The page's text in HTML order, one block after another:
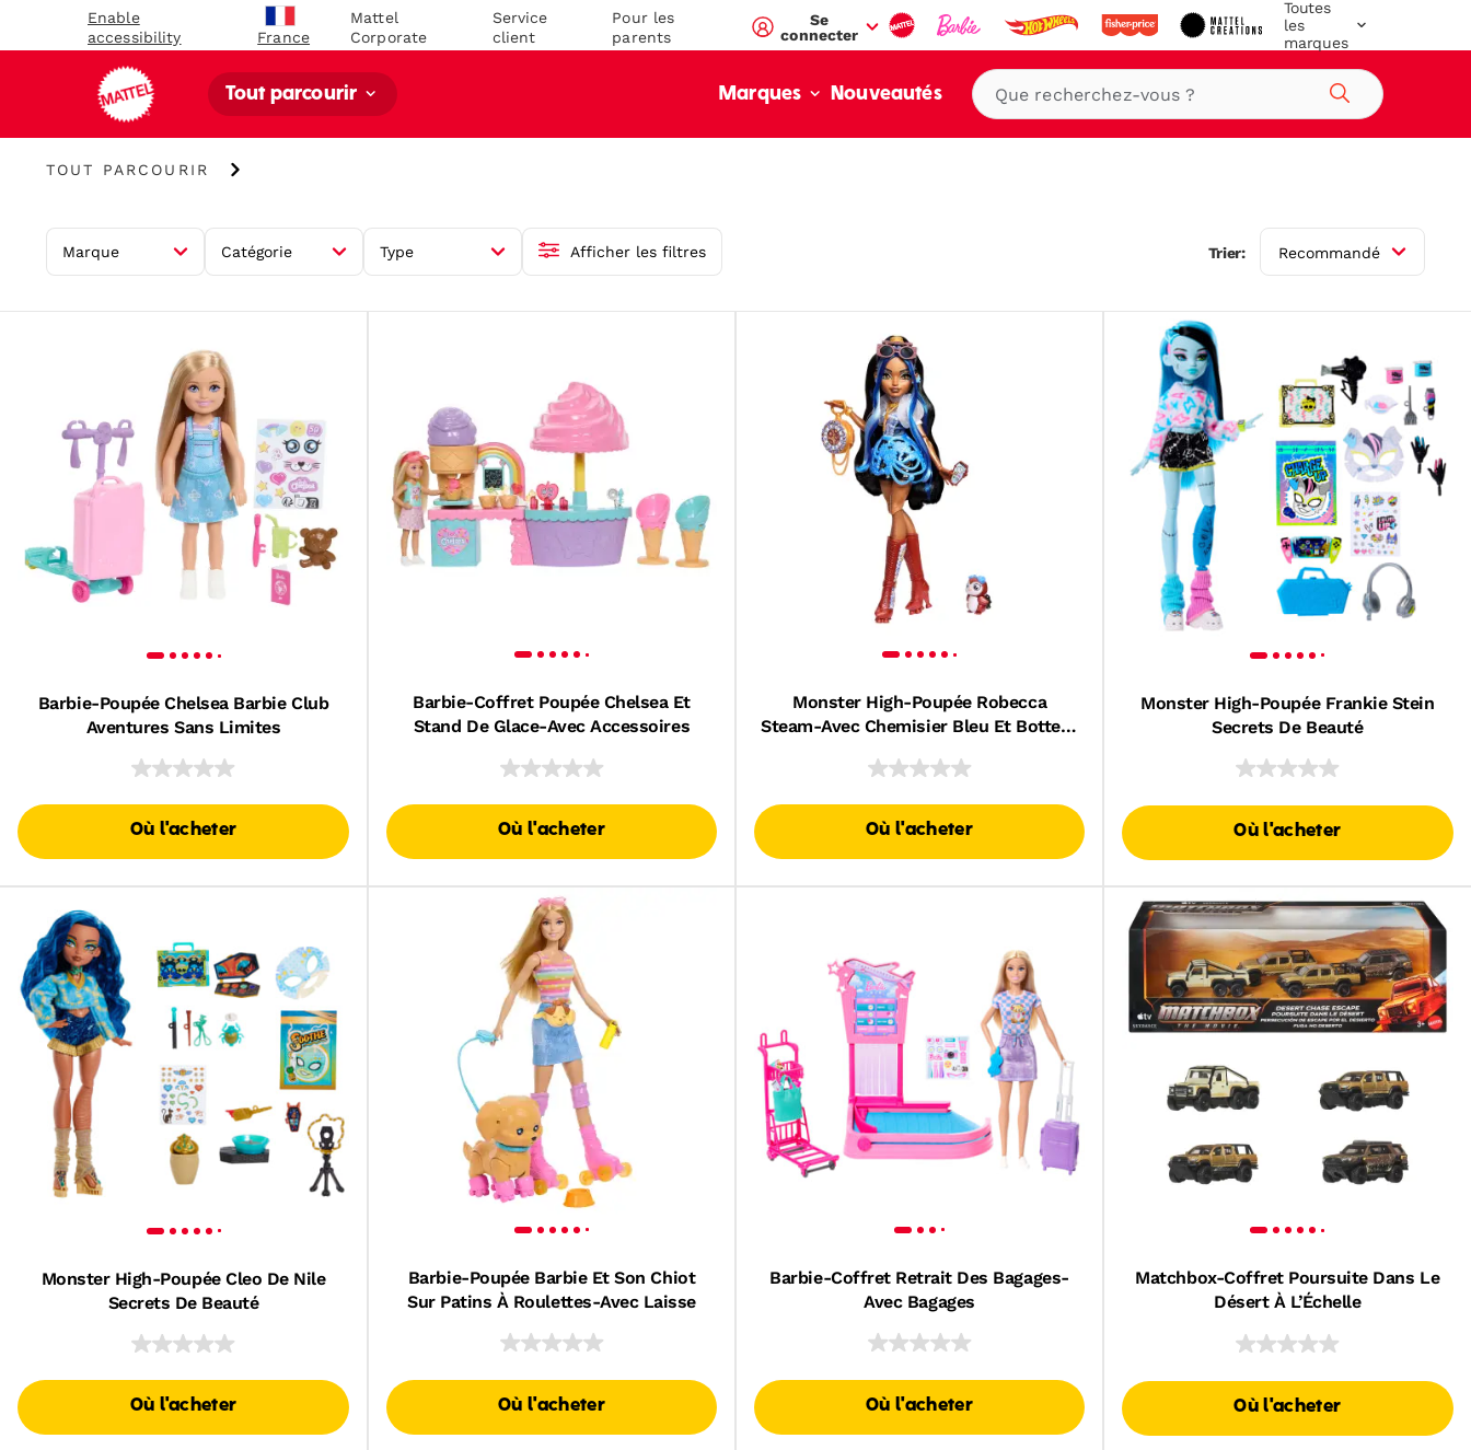
Enable
accessibility
France
Mattel
Corporate
Service
client
Pour les
parents
Se
connecter
Toutes
les
marques
Tout parcourir Marques Nouveautés
Rechercher
Tout
TOUT PARCOURIR
Marque Catégorie Type Afficher les filtres Trier: Recommandé
Barbie-Poupée Chelsea Barbie Club
Aventures Sans Limites
Où l'acheter
Barbie-Coffret Poupée Chelsea Et
Stand De Glace-Avec Accessoires
Où l'acheter
Monster High-Poupée Robecca
Steam-Avec Chemisier Bleu Et Bottes-
Où l'acheter
Monster High-Poupée Frankie Stein
Secrets De Beauté
Où l'acheter
Monster High-Poupée Cleo De Nile
Secrets De Beauté
Où l'acheter
Barbie-Poupée Barbie Et Son Chiot
Sur Patins À Roulettes-Avec Laisse
Où l'acheter
Barbie-Coffret Retrait Des Bagages-
Avec Bagages
Où l'acheter
Matchbox-Coffret Poursuite Dans Le
Désert À L’Échelle
Où l'acheter